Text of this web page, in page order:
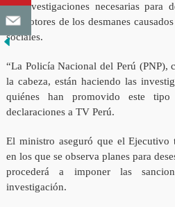
las investigaciones necesarias para
promotores de los desmanes
sociales.
“La Policía Nacional del Perú
la cabeza, están haciendo las
quiénes han promovido este
declaraciones a TV Perú.
El ministro aseguró que el Ejecutivo
en los que se observa planes para
procederá a imponer las
investigación.